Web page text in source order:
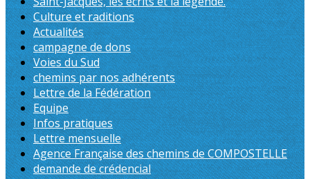
Culture et raditions
Actualités
campagne de dons
Voies du Sud
chemins par nos adhérents
Lettre de la Fédération
Equipe
Infos pratiques
Lettre mensuelle
Agence Française des chemins de COMPOSTELLE
demande de crédencial